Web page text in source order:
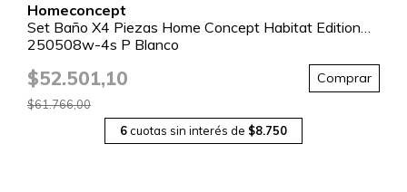
Homeconcept
Set Baño X4 Piezas Home Concept Habitat Edition
250508w-4s P Blanco
$52.501,10 Comprar
$61.766,00
6 cuotas sin interés de $8.750